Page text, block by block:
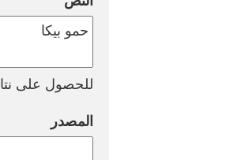
للحصول على
المصدر